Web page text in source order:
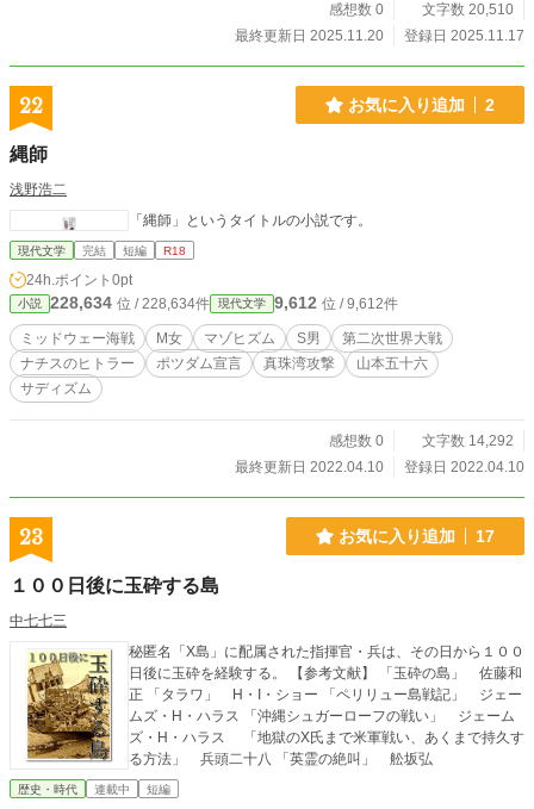
感想数 0
文字数 20,510
最終更新日 2025.11.20
登録日 2025.11.17
22 お気に入り追加 2
縄師
浅野浩二
「縄師」というタイトルの小説です。
現代文学 完結 短編 R18
24h.ポイント 0pt
小説 228,634 位 / 228,634件 現代文学 9,612 位 / 9,612件
ミッドウェー海戦 М女 マゾヒズム S男
第二次世界大戦
ナチスのヒトラー
ポツダム宣言 真珠湾攻撃
山本五十六
サディズム
感想数 0
文字数 14,292
最終更新日 2022.04.10
登録日 2022.04.10
23 お気に入り追加 17
１００日後に玉砕する島
中七七三
秘匿名「X島」に配属された指揮官・兵は、その日から１００
日後に玉砕を経験する。 【参考文献】 「玉砕の島」 佐藤和
正 「タラワ」 H・I・ショー 「ペリリュー島戦記」 ジェー
ムズ・H・ハラス 「沖縄シュガーローフの戦い」 ジェーム
ズ・H・ハラス 「地獄のX氏まで米軍戦い、あくまで持久す
る方法」 兵頭二十八 「英霊の絶叫」 舩坂弘
歴史・時代 連載中 短編